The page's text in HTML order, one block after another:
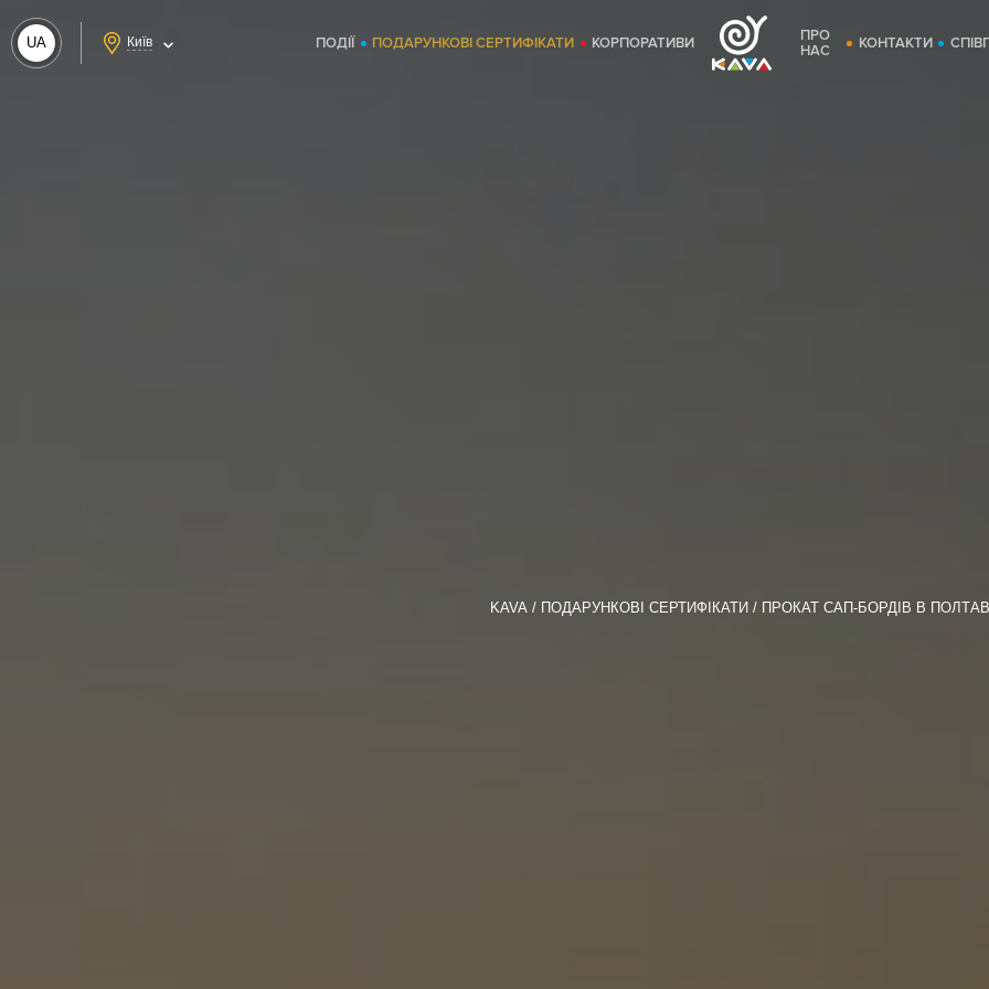
UA Київ ПОДІЇ ПОДАРУНКОВІ СЕРТИФІКАТИ КОРПОРАТИВИ
ПРО
НАС
КОНТАКТИ
KAVA ПОДАРУНКОВІ СЕРТИФІКАТИ ПРОКАТ САП-БОРДІВ В